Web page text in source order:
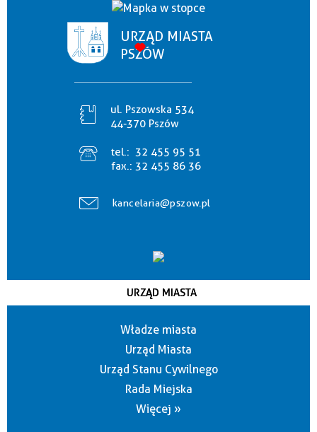
URZĄD MIASTA
PSZÓW
ul. Pszowska 534
44-370 Pszów
tel.: 32 455 95 51
fax.: 32 455 86 36
kancelaria@pszow.pl
URZĄD MIASTA
Władze miasta
Urząd Miasta
Urząd Stanu Cywilnego
Rada Miejska
Więcej »